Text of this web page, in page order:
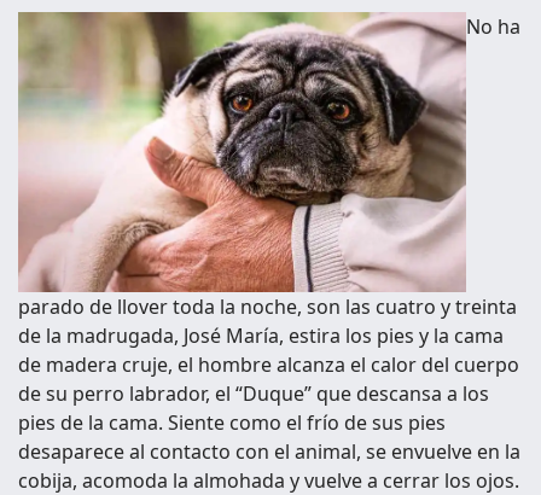
No ha
parado de llover toda la noche, son las cuatro y treinta
de la madrugada, José María, estira los pies y la cama
de madera cruje, el hombre alcanza el calor del cuerpo
de su perro labrador, el “Duque” que descansa a los
pies de la cama. Siente como el frío de sus pies
desaparece al contacto con el animal, se envuelve en la
cobija, acomoda la almohada y vuelve a cerrar los ojos.